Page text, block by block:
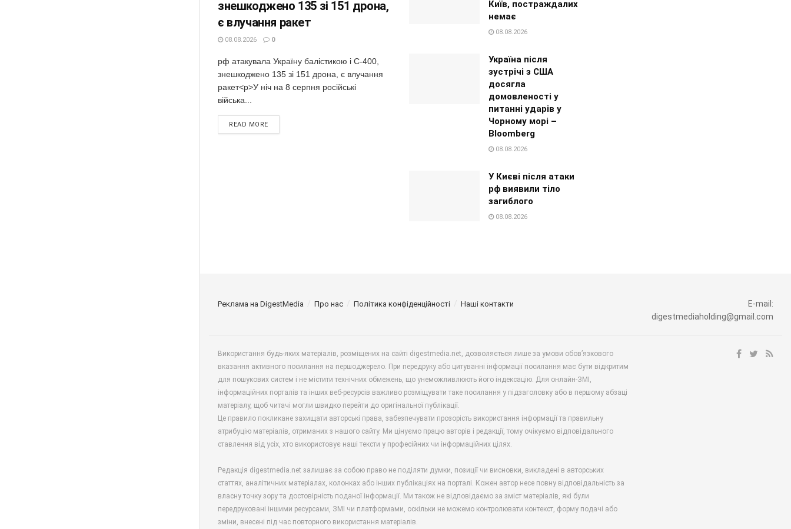
знешкоджено 135 зі 151 дрона,
є влучання ракет
08.08.2026 0
рф атакувала Україну балістикою і С-400,
знешкоджено 135 зі 151 дрона, є влучання
ракет<p>У ніч на 8 серпня російські
війська...
READ MORE
Київ, постраждалих
немає
08.08.2026
Україна після
зустрічі з США
досягла
домовленості у
питанні ударів у
Чорному морі –
Bloomberg
08.08.2026
У Києві після атаки
рф виявили тіло
загиблого
08.08.2026
Реклама на DigestMedia Про нас Політика конфіденційності Наші контакти
E-mail:
digestmediaholding@gmail.com
Використання будь-яких матеріалів, розміщених на сайті digestmedia.net, дозволяється лише за умови обов’язкового
вказання активного посилання на першоджерело. При передруку або цитуванні інформації посилання має бути відкритим
для пошукових систем і не містити технічних обмежень, що унеможливлюють його індексацію. Для онлайн-ЗМІ,
інформаційних порталів та інших веб-ресурсів важливо розміщувати таке посилання у підзаголовку або в першому абзаці
матеріалу, щоб читачі могли швидко перейти до оригінальної публікації.
Це правило покликане захищати авторські права, забезпечувати прозорість використання інформації та правильну
атрибуцію матеріалів, отриманих з нашого сайту. Ми цінуємо працю авторів і редакції, тому очікуємо відповідального
ставлення від усіх, хто використовує наші тексти у професійних чи інформаційних цілях.
Редакція digestmedia.net залишає за собою право не поділяти думки, позиції чи висновки, викладені в авторських
статтях, аналітичних матеріалах, колонках або інших публікаціях на порталі. Кожен автор несе повну відповідальність за
власну точку зору та достовірність поданої інформації. Ми також не відповідаємо за зміст матеріалів, які були
передруковані іншими ресурсами, ЗМІ чи платформами, оскільки не можемо контролювати контекст, форму подачі або
зміни, внесені під час повторного використання матеріалів.